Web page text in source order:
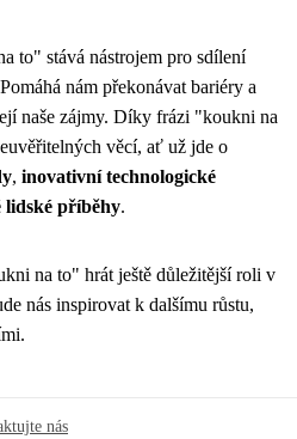
to" stává nástrojem pro sdílení
nám překonávat bariéry a
naše zájmy. Díky frázi "koukni na
věcí, ať už jde o
, inovativní technologické
lidské příběhy.
na to" hrát ještě důležitější roli v
nás inspirovat k dalšímu růstu,
nás